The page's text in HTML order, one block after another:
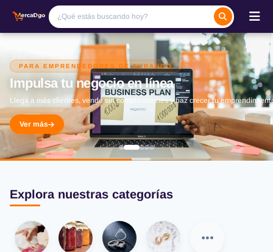
PARA EMPRENDEDORES DE DURANGO
Impulsa tu negocio en línea
Llega a más clientes, vende sin complicaciones y haz crecer tu
Ver más
Explora nuestras categorías